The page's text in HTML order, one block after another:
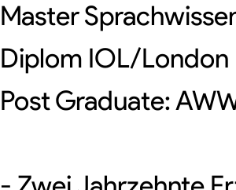
Master
Diplom IOL/London
Post Graduate: